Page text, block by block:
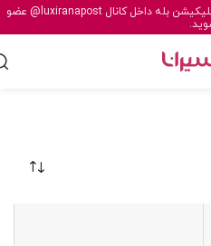
بله داخل کانال@luxiranapost عضو